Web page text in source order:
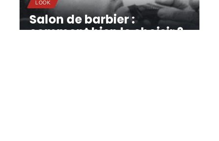
LOOK
Salon de barbier :
comment bien le choisir ?